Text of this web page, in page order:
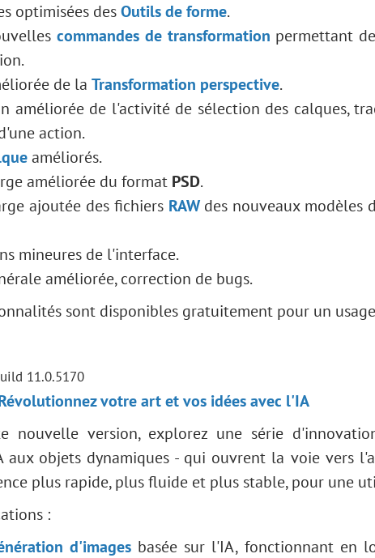
optimisées desOutils de forme.
commandes de transformation permettant
de la Transformation perspective.
améliorée de l'activité de sélection des calques,
action.
améliorés.
améliorée du format PSD.
ajoutée des fichiers RAWdes nouveaux modèles
mineures de l'interface.
améliorée, correction de bugs.
sont disponibles gratuitement pour un
11.0.5170
votre art et vos idées avec l'IA
nouvelle version, explorez une série
aux objets dynamiques - qui ouvrent la voie vers
plus rapide, plus fluide et plus stable, pour une
:
d'images basée sur l'IA, fonctionnant en